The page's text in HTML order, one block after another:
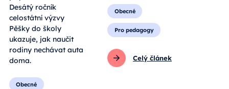
Desátý ročník
celostátní výzvy
Pěšky do školy
ukazuje, jak naučit
rodiny nechávat auta
doma.
Obecné
Obecné
Pro pedagogy
Celý článek